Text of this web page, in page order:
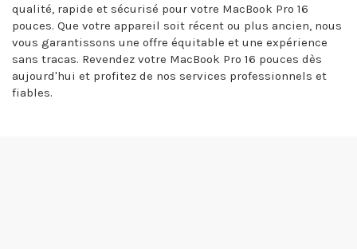
qualité, rapide et sécurisé pour votre MacBook Pro 16
pouces. Que votre appareil soit récent ou plus ancien, nous
vous garantissons une offre équitable et une expérience
sans tracas. Revendez votre MacBook Pro 16 pouces dès
aujourd'hui et profitez de nos services professionnels et
fiables.